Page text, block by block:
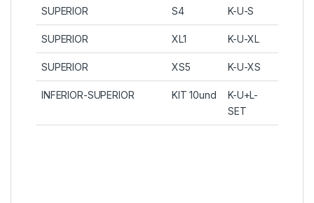
SUPERIOR S4 K-U-S
SUPERIOR XL1 K-U-XL
SUPERIOR XS5 K-U-XS
INFERIOR-SUPERIOR KIT 10und
K-U+L-
SET